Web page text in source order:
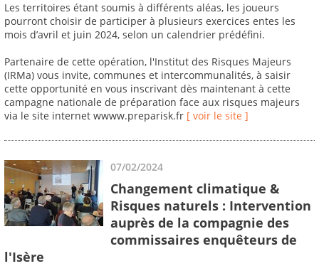
Les territoires étant soumis à différents aléas, les joueurs
pourront choisir de participer à plusieurs exercices entes les
mois d’avril et juin 2024, selon un calendrier prédéfini.
Partenaire de cette opération, l'Institut des Risques Majeurs
(IRMa) vous invite, communes et intercommunalités, à saisir
cette opportunité en vous inscrivant dès maintenant à cette
campagne nationale de préparation face aux risques majeurs
via le site internet wwww.preparisk.fr [ voir le site ]
07/02/2024
Changement climatique &
Risques naturels : Intervention
auprès de la compagnie des
commissaires enquêteurs de
l'Isère